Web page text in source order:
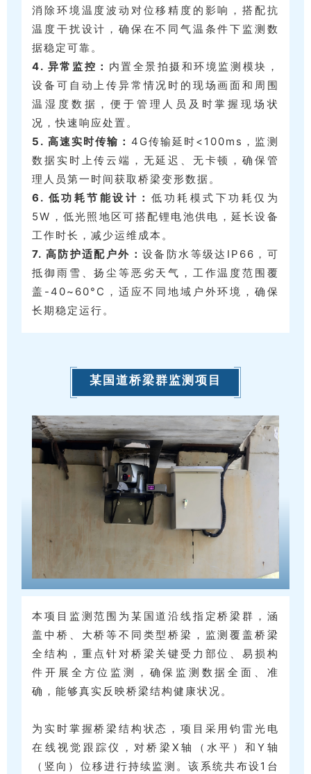
消除环境温度波动对位移精度的影响，搭配抗
温度干扰设计，确保在不同气温条件下监测数
据稳定可靠。
4. 异常监控： 内置全景拍摄和环境监测模块，
设备可自动上传异常情况时的现场画面和周围
温湿度数据，便于管理人员及时掌握现场状
况，快速响应处置。
5. 高速实时传输： 4G传输延时<100ms，监测
数据实时上传云端，无延迟、无卡顿，确保管
理人员第一时间获取桥梁变形数据。
6. 低功耗节能设计： 低功耗模式下功耗仅为
5W，低光照地区可搭配锂电池供电，延长设备
工作时长，减少运维成本。
7. 高防护适配户外： 设备防水等级达IP66，可
抵御雨雪、扬尘等恶劣天气，工作温度范围覆
盖-40~60°C，适应不同地域户外环境，确保
长期稳定运行。
某国道桥梁群监测项目
本项目监测范围为某国道沿线指定桥梁群，涵
盖中桥、大桥等不同类型桥梁，监测覆盖桥梁
全结构，重点针对桥梁关键受力部位、易损构
件开展全方位监测，确保监测数据全面、准
确，能够真实反映桥梁结构健康状况。
为实时掌握桥梁结构状态，项目采用钧雷光电
在线视觉跟踪仪，对桥梁X轴（水平）和Y轴
（竖向）位移进行持续监测。该系统共布设1台